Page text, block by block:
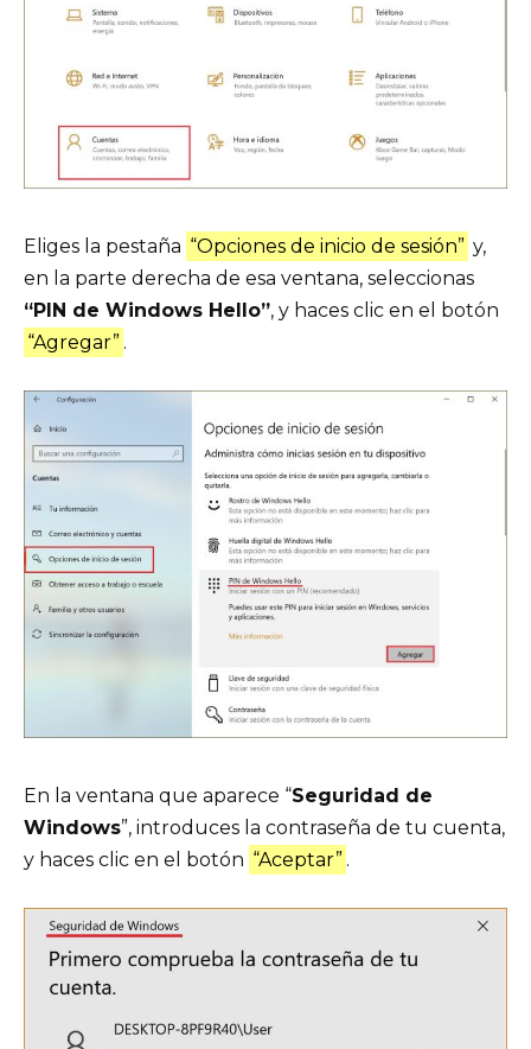
Eliges la pestaña “Opciones de inicio de sesión” y,
en la parte derecha de esa ventana, seleccionas
“PIN de Windows Hello”, y haces clic en el botón
“Agregar” .
En la ventana que aparece “Seguridad de
Windows”, introduces la contraseña de tu cuenta,
y haces clic en el botón “Aceptar” .